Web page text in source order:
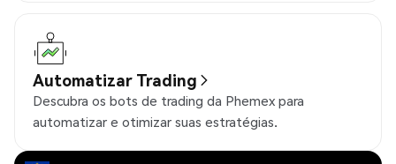
Automatizar Trading
Descubra os bots de trading da Phemex para
automatizar e otimizar suas estratégias.